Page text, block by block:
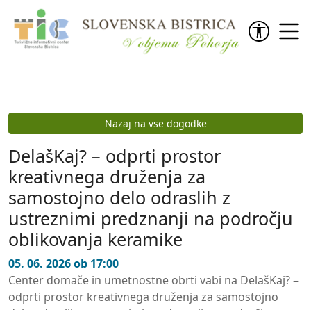
Preskoči na vsebino
Nazaj na vse dogodke
DelašKaj? – odprti prostor
kreativnega druženja za
samostojno delo odraslih z
ustreznimi predznanji na področju
oblikovanja keramike
05. 06. 2026 ob 17:00
Center domače in umetnostne obrti vabi na DelašKaj? –
odprti prostor kreativnega druženja za samostojno